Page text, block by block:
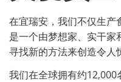
在宜瑞安，我们不仅生产
是一个由梦想家、实干家
寻找新的方法来创造令人
我们在全球拥有约